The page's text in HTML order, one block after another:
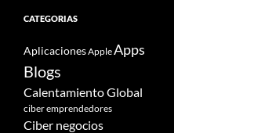
CATEGORIAS
Aplicaciones AppleApps
Blogs
Calentamiento Global
ciber emprendedores
Ciber negocios